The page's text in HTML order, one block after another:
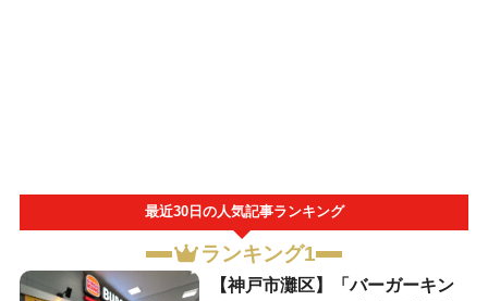
最近30日の人気記事ランキング
ランキング1
【神戸市灘区】「バーガーキン